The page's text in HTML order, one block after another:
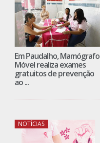
Em Paudalho, Mamógrafo
Móvel realiza exames
gratuitos de prevenção
ao ...
NOTÍCIAS